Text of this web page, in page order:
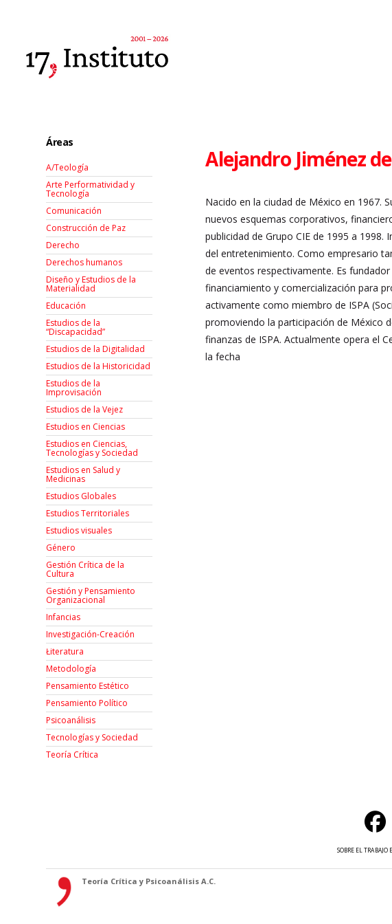
Alejandro Jiménez
Nacido en la ciudad de México en 1967.
nuevos esquemas corporativos,
publicidad de Grupo CIE de 1995 a
del entretenimiento. Como empresario
de eventos respectivamente. Es
financiamiento y comercialización para
activamente como miembro de ISPA
promoviendo la participación de México
finanzas de ISPA. Actualmente opera el
la fecha
Áreas
A/Teología
Arte Performatividad y
Tecnología
Comunicación
Construcción de Paz
Derecho
Derechos humanos
Diseño y Estudios de la
Materialidad
Educación
Estudios de la
“Discapacidad”
Estudios de la Digitalidad
Estudios de la Historicidad
Estudios de la
Improvisación
Estudios de la Vejez
Estudios en Ciencias
Estudios en Ciencias,
Tecnologías y Sociedad
Estudios en Salud y
Medicinas
Estudios Globales
Estudios Territoriales
Estudios visuales
Género
Gestión Crítica de la
Cultura
Gestión y Pensamiento
Organizacional
Infancias
Investigación-Creación
Łiteratura
Metodología
Pensamiento Estético
Pensamiento Político
Psicoanálisis
Tecnologías y Sociedad
Teoría Crítica
SOBRE EL TRABAJO
Teoría Crítica y Psicoanálisis A.C.